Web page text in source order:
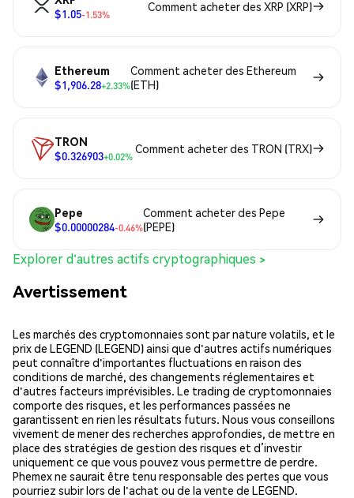
$1.05-1.53%
Comment acheter des XRP (XRP)
Ethereum
$1,906.28+2.33%
Comment acheter des Ethereum
(ETH)
TRON
$0.326903+0.02%
Comment acheter des TRON (TRX)
Pepe
$0.00000284-0.46%
Comment acheter des Pepe
(PEPE)
Explorer d'autres actifs cryptographiques >
Avertissement
Les marchés des cryptomonnaies sont par nature volatils, et le
prix de LEGEND (LEGEND) ainsi que d'autres actifs numériques
peut connaître d'importantes fluctuations en raison des
conditions de marché, des changements réglementaires et
d'autres facteurs imprévisibles. Le trading de cryptomonnaies
comporte des risques, et les performances passées ne
garantissent en rien les résultats futurs. Nous vous conseillons
vivement de mener des recherches approfondies, de mettre en
place des stratégies de gestion des risques et d’investir
uniquement ce que vous pouvez vous permettre de perdre.
Phemex ne saurait être tenu responsable des pertes que vous
pourriez subir lors de l'achat ou de la vente de LEGEND.